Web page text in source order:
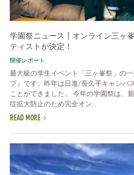
学園祭ニュース┃オンライン三ヶ
ティストが決定！
開催レポート
最大級の学生イベント「三ヶ峯祭」の
ブ』です。昨年は日進/長久手キャンパ
ことができました。 今年の学園祭は、
症拡大防止のため完全オン...
READ MORE